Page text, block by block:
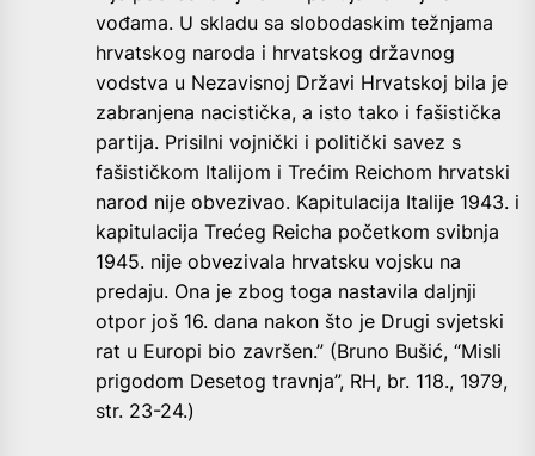
vođama. U skladu sa slobodaskim težnjama
hrvatskog naroda i hrvatskog državnog
vodstva u Nezavisnoj Državi Hrvatskoj bila je
zabranjena nacistička, a isto tako i fašistička
partija. Prisilni vojnički i politički savez s
fašističkom Italijom i Trećim Reichom hrvatski
narod nije obvezivao. Kapitulacija Italije 1943. i
kapitulacija Trećeg Reicha početkom svibnja
1945. nije obvezivala hrvatsku vojsku na
predaju. Ona je zbog toga nastavila daljnji
otpor još 16. dana nakon što je Drugi svjetski
rat u Europi bio završen.” (Bruno Bušić, “Misli
prigodom Desetog travnja”, RH, br. 118., 1979,
str. 23-24.)